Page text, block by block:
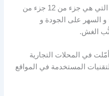
التسويق لا يقتصر على الإعلانات التي هي جزء من 12 جزء من
و السهر على الجودة و
الغش.
في المحلات التجارية
المستخدمة في المواقع